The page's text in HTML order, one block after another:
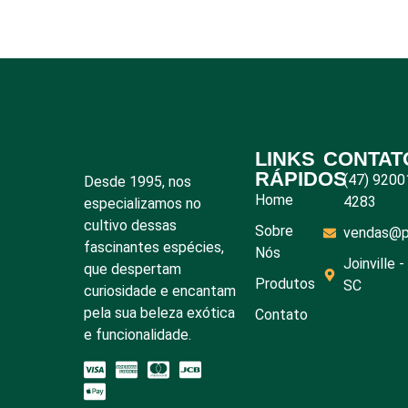
Desde 1995, nos
especializamos no
cultivo dessas
fascinantes espécies,
que despertam
curiosidade e encantam
pela sua beleza exótica
e funcionalidade.
LINKS
RÁPIDOS
Home
Sobre
Nós
Produtos
Contato
(47)
4283
Joinville -
SC